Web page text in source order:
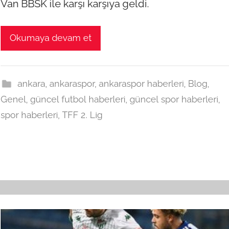
Van BBSK ile karşı karşıya geldi.
Okumaya devam et
ankara, ankaraspor, ankaraspor haberleri, Blog,
Genel,güncel futbol haberleri,güncel spor haberleri,
spor haberleri,TFF 2. Lig